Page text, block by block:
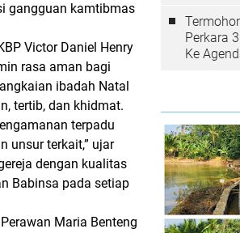
gangguan kamtibmas
Victor Daniel Henry
rasa aman bagi
ibadah Natal
tertib, dan khidmat.
terpadu
unsur terkait,” ujar
dengan kualitas
Babinsa pada setiap
Maria Benteng
Perkara
Ke